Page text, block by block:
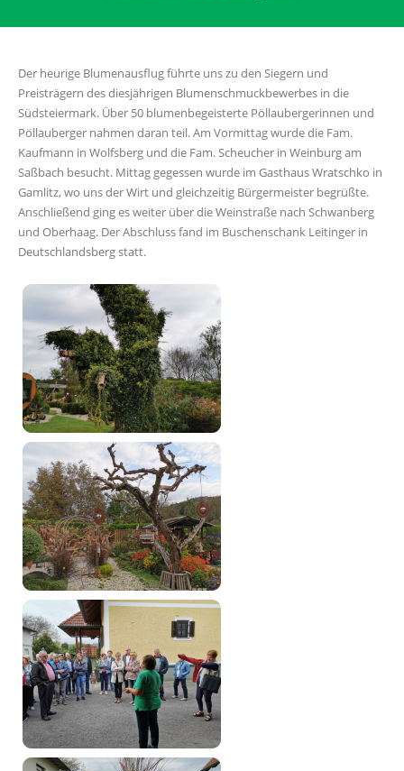
Der heurige Blumenausflug führte uns zu den Siegern und
Preisträgern des diesjährigen Blumenschmuckbewerbes in die
Südsteiermark. Über 50 blumenbegeisterte Pöllaubergerinnen und
Pöllauberger nahmen daran teil. Am Vormittag wurde die Fam.
Kaufmann in Wolfsberg und die Fam. Scheucher in Weinburg am
Saßbach besucht. Mittag gegessen wurde im Gasthaus Wratschko in
Gamlitz, wo uns der Wirt und gleichzeitig Bürgermeister begrüßte.
Anschließend ging es weiter über die Weinstraße nach Schwanberg
und Oberhaag. Der Abschluss fand im Buschenschank Leitinger in
Deutschlandsberg statt.